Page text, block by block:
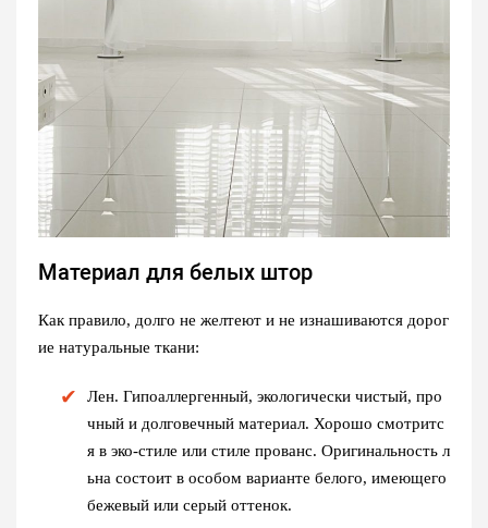
Материал для белых штор
Как правило, долго не желтеют и не изнашиваются дорог
ие натуральные ткани:
Лен. Гипоаллергенный, экологически чистый, про
чный и долговечный материал. Хорошо смотритс
я в эко-стиле или стиле прованс. Оригинальность л
ьна состоит в особом варианте белого, имеющего
бежевый или серый оттенок.